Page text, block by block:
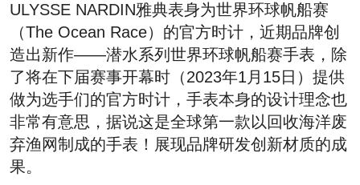
ULYSSE NARDIN雅典表身为世界环球帆船赛
（The Ocean Race）的官方时计，近期品牌创
造出新作——潜水系列世界环球帆船赛手表，除
了将在下届赛事开幕时（2023年1月15日）提供
做为选手们的官方时计，手表本身的设计理念也
非常有意思，据说这是全球第一款以回收海洋废
弃渔网制成的手表！展现品牌研发创新材质的成
果。